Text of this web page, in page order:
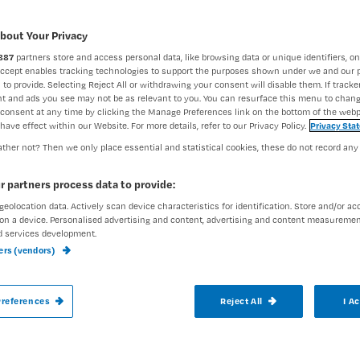
Meetinstrumenten voor diabetici
Erna Lenters-Westra. Zes van de acht
blijken onnauwkeurig.
Your Privacy
partners store and access personal data, like browsing data or unique identifiers,
enables tracking technologies to support the purposes shown under we and our
to provide. Selecting Reject All or withdrawing your consent will disable them. If
and ads you see may not be as relevant to you. You can resurface this menu to
at any time by clicking the Manage Preferences link on the bottom of the
effect within our Website. For more details, refer to our Privacy Policy. Privacy
not? Then we only place essential and statistical cookies, these do not record
partners process data to provide:
data. Actively scan device characteristics for identification. Store and/or
a device. Personalised advertising and content, advertising and content
services development.
(vendors)
Reject All I